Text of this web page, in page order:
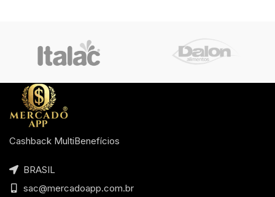
Cashback MultiBenefícios
BRASIL
sac@mercadoapp.com.br